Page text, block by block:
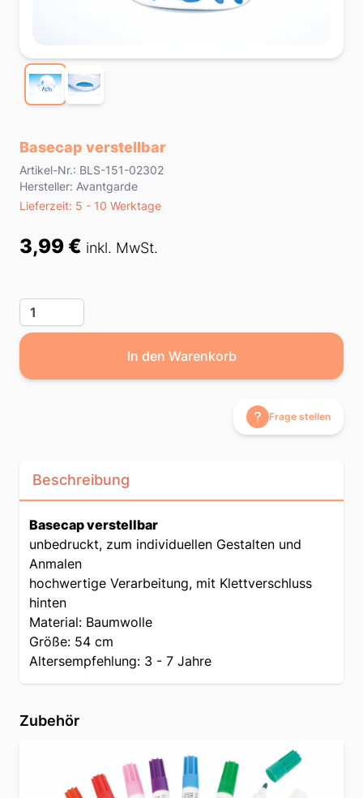
Basecap verstellbar
Product information
Artikel-Nr.: BLS-151-02302
Hersteller: Avantgarde
Lieferzeit
Lieferzeit: 5 - 10 Werktage
Preis
3,99 € inkl. MwSt.
Menge
In den Warenkorb
Frage stellen
Beschreibung
Basecap verstellbar
unbedruckt, zum individuellen Gestalten und
Anmalen
hochwertige Verarbeitung, mit Klettverschluss
hinten
Material: Baumwolle
Größe: 54 cm
Altersempfehlung: 3 - 7 Jahre
Zubehör